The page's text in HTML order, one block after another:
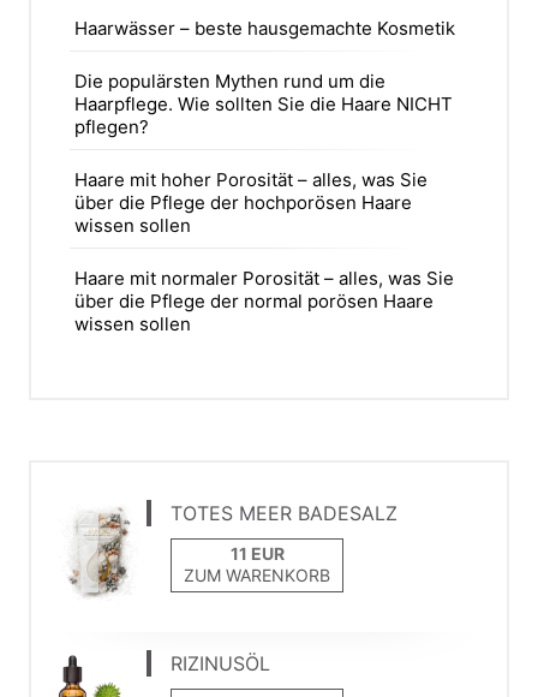
Haarwässer – beste hausgemachte Kosmetik
Die populärsten Mythen rund um die
Haarpflege. Wie sollten Sie die Haare NICHT
pflegen?
Haare mit hoher Porosität – alles, was Sie
über die Pflege der hochporösen Haare
wissen sollen
Haare mit normaler Porosität – alles, was Sie
über die Pflege der normal porösen Haare
wissen sollen
TOTES MEER BADESALZ
ZUM WARENKORB
RIZINUSÖL